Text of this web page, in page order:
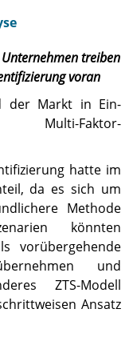
treiben
voran
der Markt in Ein-
Multi-Faktor-
hatte im
da es sich um
Methode
könnten
vorübergehende
und
ZTS-Modell
Ansatz